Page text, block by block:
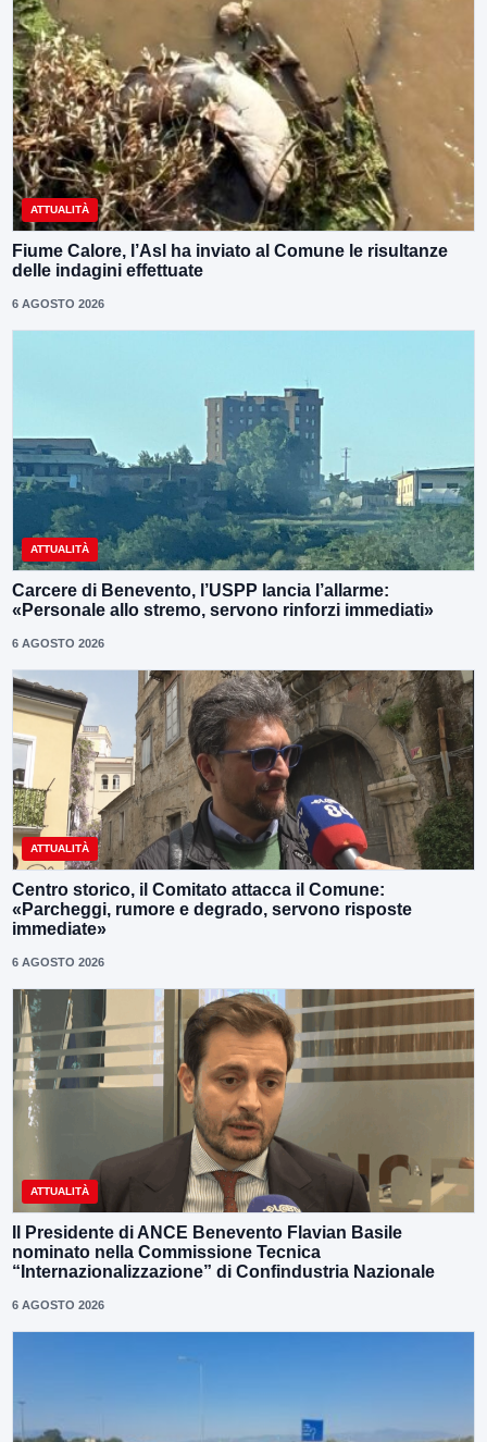
ATTUALITÀ
Fiume Calore, l’Asl ha inviato al Comune le risultanze
delle indagini effettuate
6 AGOSTO 2026
ATTUALITÀ
Carcere di Benevento, l’USPP lancia l’allarme:
«Personale allo stremo, servono rinforzi immediati»
6 AGOSTO 2026
ATTUALITÀ
Centro storico, il Comitato attacca il Comune:
«Parcheggi, rumore e degrado, servono risposte
immediate»
6 AGOSTO 2026
ATTUALITÀ
Il Presidente di ANCE Benevento Flavian Basile
nominato nella Commissione Tecnica
“Internazionalizzazione” di Confindustria Nazionale
6 AGOSTO 2026